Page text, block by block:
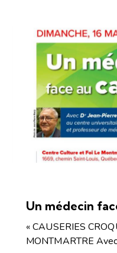
Un médecin
« CAUSERIES
MONTMARTRE